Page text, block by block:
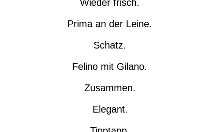
Wieder frisch.
Prima an der Leine.
Schatz.
Felino mit Gilano.
Zusammen.
Elegant.